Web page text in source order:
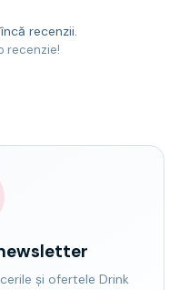
recenzii.
recenzie!
și ofertele Drink